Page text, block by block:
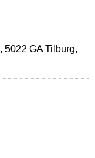
, 5022 GA Tilburg,